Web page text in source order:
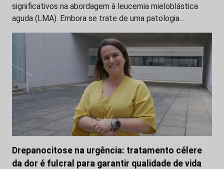
significativos na abordagem à leucemia mieloblástica
aguda (LMA). Embora se trate de uma patologia…
Drepanocitose na urgência: tratamento célere
da dor é fulcral para garantir qualidade de vida